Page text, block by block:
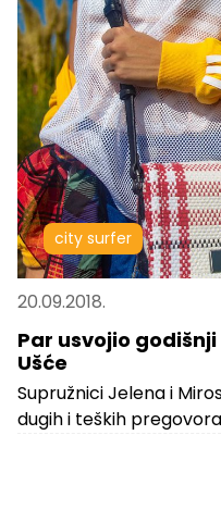
city surfer
20.09.2018.
Par usvojio
Ušće
Supružnici Jelena i
dugih i teških